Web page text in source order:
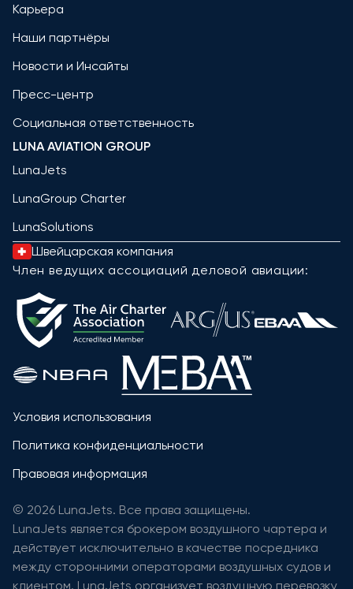
Карьера
Наши партнёры
Новости и Инсайты
Пресс-центр
Социальная ответственность
LUNA AVIATION GROUP
LunaJets
LunaGroup Charter
LunaSolutions
Швейцарская компания
Член ведущих ассоциаций деловой авиации:
Условия использования
Политика конфиденциальности
Правовая информация
© 2026 LunaJets. Все права защищены.
LunaJets является брокером воздушного чартера и
действует исключительно в качестве посредника
между сторонними операторами воздушных судов и
клиентом. LunaJets организует воздушную перевозку